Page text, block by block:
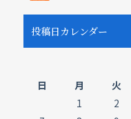
投稿日カレンダー
日
月 火
1
2